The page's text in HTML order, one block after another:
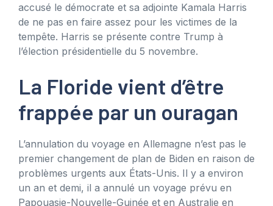
accusé le démocrate et sa adjointe Kamala Harris
de ne pas en faire assez pour les victimes de la
tempête. Harris se présente contre Trump à
l’élection présidentielle du 5 novembre.
La Floride vient d’être
frappée par un ouragan
L’annulation du voyage en Allemagne n’est pas le
premier changement de plan de Biden en raison de
problèmes urgents aux États-Unis. Il y a environ
un an et demi, il a annulé un voyage prévu en
Papouasie-Nouvelle-Guinée et en Australie en